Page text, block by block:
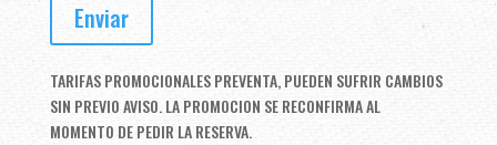
TARIFAS PROMOCIONALES PREVENTA, PUEDEN SUFRIR CAMBIOS
SIN PREVIO AVISO. LA PROMOCION SE RECONFIRMA AL
MOMENTO DE PEDIR LA RESERVA.